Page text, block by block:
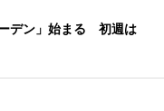
デン」始まる 初週は